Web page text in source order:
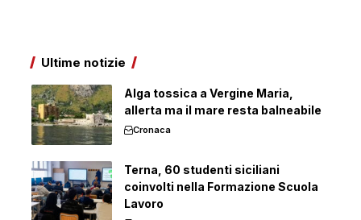
Ultime notizie
Alga tossica a Vergine Maria,
allerta ma il mare resta balneabile
Cronaca
Terna, 60 studenti siciliani
coinvolti nella Formazione Scuola
Lavoro